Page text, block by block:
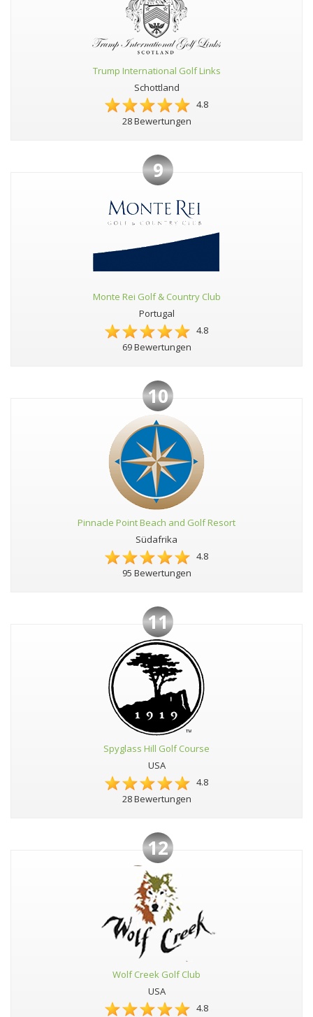
Trump International Golf Links
Schottland
4.8
28 Bewertungen
9
Monte Rei Golf & Country Club
Portugal
4.8
69 Bewertungen
10
Pinnacle Point Beach and Golf Resort
Südafrika
4.8
95 Bewertungen
11
Spyglass Hill Golf Course
USA
4.8
28 Bewertungen
12
Wolf Creek Golf Club
USA
4.8